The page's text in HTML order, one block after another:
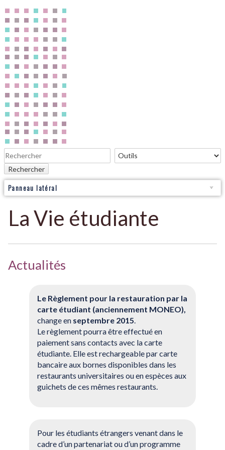
Rechercher
Panneau latéral
La Vie étudiante
Actualités
Le Règlement pour la restauration par la
carte étudiant (anciennement MONEO),
change en septembre 2015.
Le règlement pourra être effectué en
paiement sans contacts avec la carte
étudiante. Elle est rechargeable par carte
bancaire aux bornes disponibles dans les
restaurants universitaires ou en espèces aux
guichets de ces mêmes restaurants.
Pour les étudiants étrangers venant dans le
cadre d’un partenariat ou d’un programme